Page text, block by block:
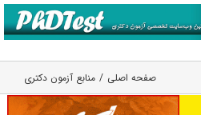
صفحه اصلی منابع آزمون دکتری